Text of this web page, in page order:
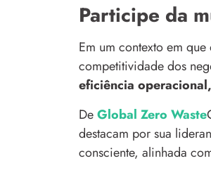
Participe da
Em um contexto em
competitividade dos
eficiência
DeGlobal Zero Waste
destacam por sua
consciente, alinhada